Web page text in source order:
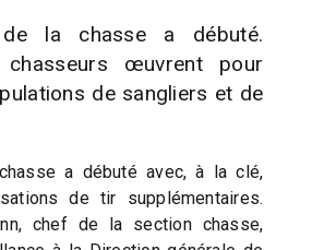
la chasse a débuté.
œuvrent pour
de sangliers et de
a débuté avec, à la clé,
de tir supplémentaires.
chef de la section chasse,